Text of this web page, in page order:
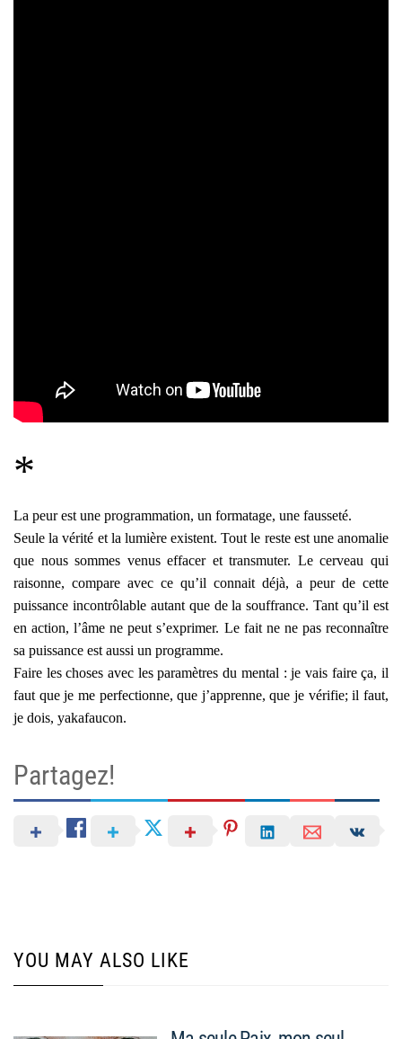
*
La peur est une programmation, un formatage, une fausseté.
Seule la vérité et la lumière existent. Tout le reste est une anomalie
que nous sommes venus effacer et transmuter. Le cerveau qui
raisonne, compare avec ce qu’il connait déjà, a peur de cette
puissance incontrôlable autant que de la souffrance. Tant qu’il est
en action, l’âme ne peut s’exprimer. Le fait ne ne pas reconnaître
sa puissance est aussi un programme.
Faire les choses avec les paramètres du mental : je vais faire ça, il
faut que je me perfectionne, que j’apprenne, que je vérifie; il faut,
je dois, yakafaucon.
Partagez!
YOU MAY ALSO LIKE